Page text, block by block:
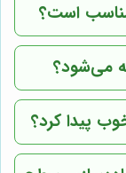
است؟
می‌شود؟
پیدا کرد؟